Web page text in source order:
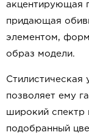
акцентирующая
придающая
элементом,
образ модели.
позволяет ему
широкий спектр
подобранный